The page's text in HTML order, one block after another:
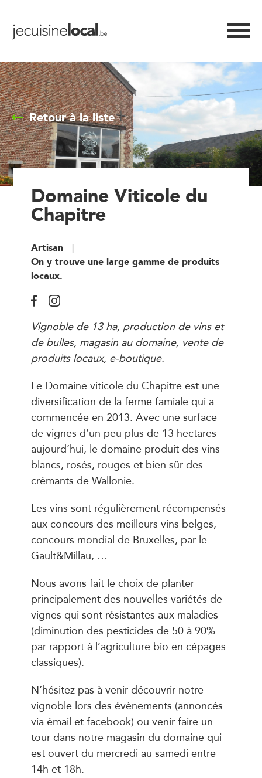
Retour à la liste
Domaine Viticole du
Chapitre
Artisan
On y trouve une large gamme de produits
locaux.
Vignoble de 13 ha, production de vins et
de bulles, magasin au domaine, vente de
produits locaux, e-boutique.
Le Domaine viticole du Chapitre est une
diversification de la ferme famiale qui a
commencée en 2013. Avec une surface
de vignes d’un peu plus de 13 hectares
aujourd’hui, le domaine produit des vins
blancs, rosés, rouges et bien sûr des
crémants de Wallonie.
Les vins sont régulièrement récompensés
aux concours des meilleurs vins belges,
concours mondial de Bruxelles, par le
Gault&Millau, …
Nous avons fait le choix de planter
principalement des nouvelles variétés de
vignes qui sont résistantes aux maladies
(diminution des pesticides de 50 à 90%
par rapport à l’agriculture bio en cépages
classiques).
N’hésitez pas à venir découvrir notre
vignoble lors des évènements (annoncés
via émail et facebook) ou venir faire un
tour dans notre magasin du domaine qui
est ouvert du mercredi au samedi entre
14h et 18h.